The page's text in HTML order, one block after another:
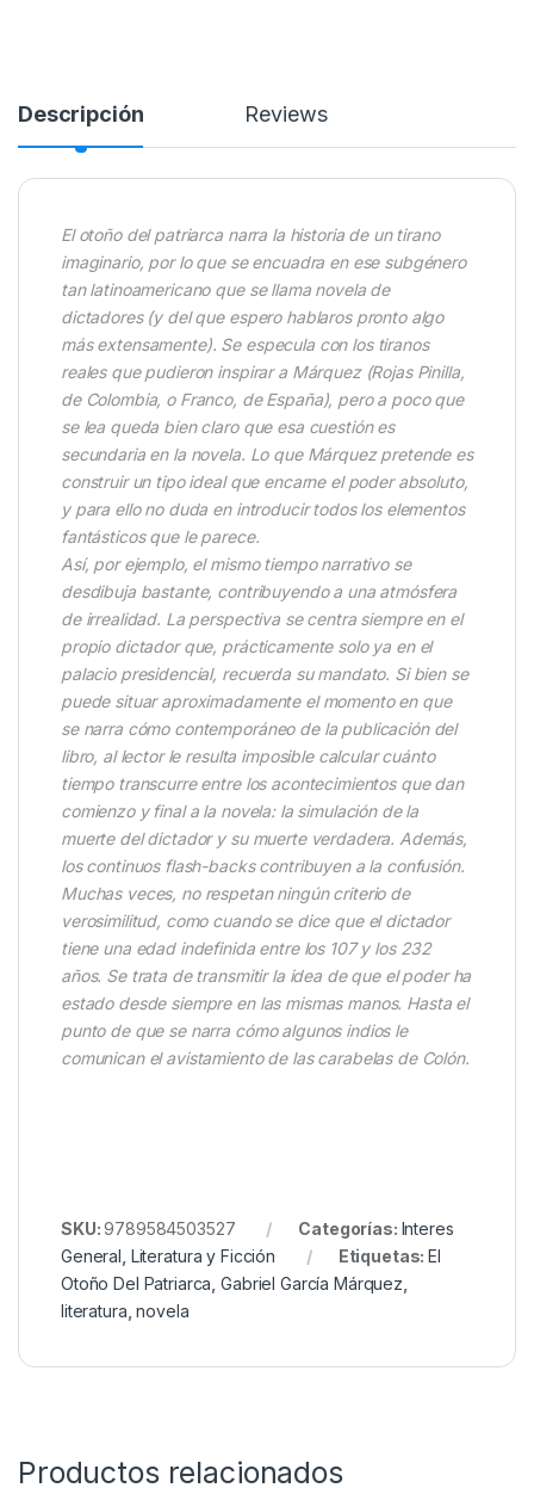
Descripción Reviews
El otoño del patriarca narra la historia de un tirano
imaginario, por lo que se encuadra en ese subgénero
tan latinoamericano que se llama novela de
dictadores (y del que espero hablaros pronto algo
más extensamente). Se especula con los tiranos
reales que pudieron inspirar a Márquez (Rojas Pinilla,
de Colombia, o Franco, de España), pero a poco que
se lea queda bien claro que esa cuestión es
secundaria en la novela. Lo que Márquez pretende es
construir un tipo ideal que encarne el poder absoluto,
y para ello no duda en introducir todos los elementos
fantásticos que le parece.
Así, por ejemplo, el mismo tiempo narrativo se
desdibuja bastante, contribuyendo a una atmósfera
de irrealidad. La perspectiva se centra siempre en el
propio dictador que, prácticamente solo ya en el
palacio presidencial, recuerda su mandato. Si bien se
puede situar aproximadamente el momento en que
se narra cómo contemporáneo de la publicación del
libro, al lector le resulta imposible calcular cuánto
tiempo transcurre entre los acontecimientos que dan
comienzo y final a la novela: la simulación de la
muerte del dictador y su muerte verdadera. Además,
los continuos flash-backs contribuyen a la confusión.
Muchas veces, no respetan ningún criterio de
verosimilitud, como cuando se dice que el dictador
tiene una edad indefinida entre los 107 y los 232
años. Se trata de transmitir la idea de que el poder ha
estado desde siempre en las mismas manos. Hasta el
punto de que se narra cómo algunos indios le
comunican el avistamiento de las carabelas de Colón.
SKU:9789584503527 Categorías: Interes
General Literatura y Ficción Etiquetas:El
Otoño Del Patriarca ,Gabriel García Márquez
literatura ,novela
Productos relacionados